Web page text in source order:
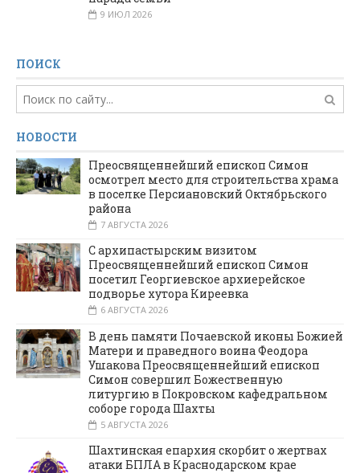
9 ИЮЛ 2026
ПОИСК
НОВОСТИ
Преосвященнейший епископ Симон
осмотрел место для строительства храма
в поселке Персиановский Октябрьского
района
7 АВГУСТА 2026
С архипастырским визитом
Преосвященнейший епископ Симон
посетил Георгиевское архиерейское
подворье хутора Киреевка
6 АВГУСТА 2026
В день памяти Почаевской иконы Божией
Матери и праведного воина Феодора
Ушакова Преосвященнейший епископ
Симон совершил Божественную
литургию в Покровском кафедральном
соборе города Шахты
5 АВГУСТА 2026
Шахтинская епархия скорбит о жертвах
атаки БПЛА в Краснодарском крае